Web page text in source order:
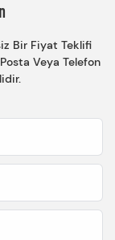
Bir Fiyat Teklifi
Veya Telefon